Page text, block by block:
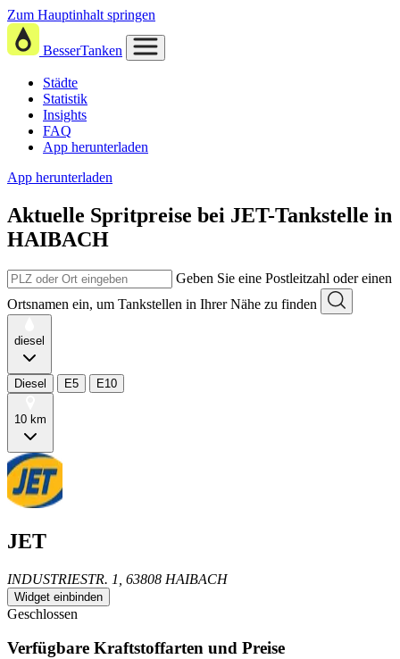
Zum Hauptinhalt springen
BesserTanken
Städte
Statistik
Insights
FAQ
App herunterladen
App herunterladen
Aktuelle Spritpreise bei JET-Tankstelle in
HAIBACH
Geben Sie eine Postleitzahl oder einen
Ortsnamen ein, um Tankstellen in Ihrer Nähe zu finden
diesel
Diesel E5 E10
10 km
JET
INDUSTRIESTR. 1, 63808 HAIBACH
Widget einbinden
Geschlossen
Verfügbare Kraftstoffarten und Preise